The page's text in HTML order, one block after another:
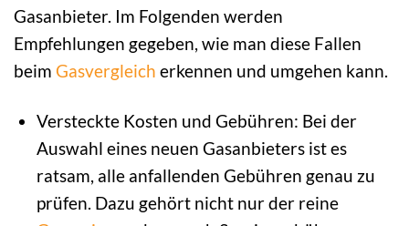
Gasanbieter. Im Folgenden werden
Empfehlungen gegeben, wie man diese Fallen
beim Gasvergleich erkennen und umgehen kann.
Versteckte Kosten und Gebühren: Bei der
Auswahl eines neuen Gasanbieters ist es
ratsam, alle anfallenden Gebühren genau zu
prüfen. Dazu gehört nicht nur der reine